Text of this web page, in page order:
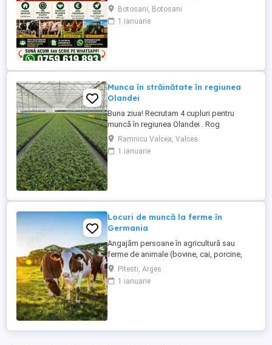
1800 net( poate crește în funcție de
experiența) Cazare și utilități gratuite!
Căutam persoane serioase și motivate
Botosani, Botosani
1 ianuarie
Munca în străinătate în regiunea
Olandei
Buna ziua! Recrutam 4 cupluri pentru
muncă în regiunea Olandei . Rog
seriozitate și pentru mai multe detalii va
rog contactați in Whatsap la Nr( ) .Va
mulțumesc!
Ramnicu Valcea, Valcea
1 ianuarie
Locuri de muncă la ferme în
Germania
Angajăm persoane în agricultură sau
ferme de animale (bovine, cai, porcine,
caprine, si păsari) în Germania. Salar
atractiv de la 1900 euro net lună plus ore
suplimentare plătite Cazare și asigurare
Pitesti, Arges
1 ianuarie